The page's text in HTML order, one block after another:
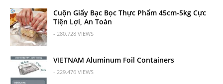
Cuộn Giấy Bạc Bọc Thực Phẩm 45cm-5kg Cực
Tiện Lợi, An Toàn
- 280.728 VIEWS
VIETNAM Aluminum Foil Containers
- 229.476 VIEWS